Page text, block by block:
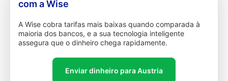
com a Wise
A Wise cobra tarifas mais baixas quando comparada à
maioria dos bancos, e a sua tecnologia inteligente
assegura que o dinheiro chega rapidamente.
Enviar dinheiro para Austria